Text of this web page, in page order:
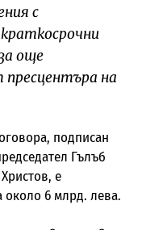
с
краткосрочни
още
на
подписан
Гълъб
е
около 6 млрд. лева.